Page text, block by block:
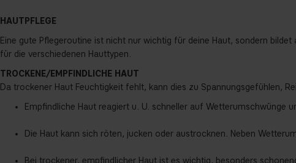
HAUTPFLEGE
Eine gute Pflegeroutine ist nicht nur wichtig für deine Haut, sondern
für die verschiedenen Hauttypen.
TROCKENE/EMPFINDLICHE HAUT
Da trockener Haut Feuchtigkeit fehlt, kann dies zu Spannungsgefühlen,
Empfindliche Haut reagiert u. U. schneller auf Wetterumschwünge
Die Haut kann sich röten, jucken oder austrocknen. Neben
Bei trockener, empfindlicher Haut ist es wichtig, besonders